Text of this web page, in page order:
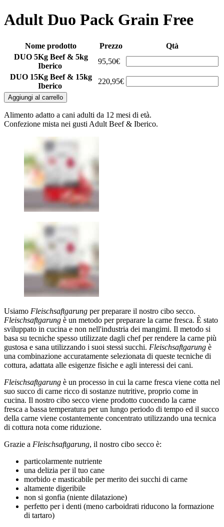
Adult Duo Pack Grain Free
Nome prodotto Prezzo
Qtà
DUO 5Kg Beef & 5kg
Iberico
95,50€
DUO 15Kg Beef & 15kg
Iberico
220,95€
Aggiungi al carrello
Alimento adatto a cani adulti da 12 mesi di età.
Confezione mista nei gusti Adult Beef & Iberico.
​​​​Usiamo Fleischsaftgarung per preparare il nostro cibo secco.
Fleischsaftgarung è un metodo per preparare la carne fresca. È stato
sviluppato in cucina e non nell'industria dei mangimi. Il metodo si
basa su tecniche spesso utilizzate dagli chef per rendere la carne più
gustosa e sana utilizzando i suoi stessi succhi. Fleischsaftgarung è
una combinazione accuratamente selezionata di queste tecniche di
cottura, adattata alle esigenze fisiche e agli interessi dei cani.
Fleischsaftgarung è un processo in cui la carne fresca viene cotta nel
suo succo di carne ricco di sostanze nutritive, proprio come in
cucina. Il nostro cibo secco viene prodotto cuocendo la carne
fresca a bassa temperatura per un lungo periodo di tempo ed il succo
della carne viene costantemente concentrato utilizzando una tecnica
di cottura nota come riduzione.
Grazie a Fleischsaftgarung, il nostro cibo secco è:
particolarmente nutriente
una delizia per il tuo cane
morbido e masticabile per merito dei succhi di carne
altamente digeribile
non si gonfia (niente dilatazione)
perfetto per i denti (meno carboidrati riducono la formazione
di tartaro)